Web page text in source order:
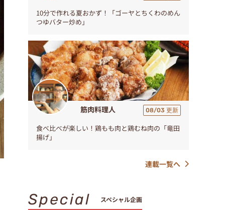
10分で作れる夏おかず！「ゴーヤとちくわのめん
つゆバター炒め」
筋肉料理人 08/03 更新
食べ比べが楽しい！鶏もも肉と鶏むね肉の「竜田
揚げ」
連載一覧へ
Special スペシャル企画